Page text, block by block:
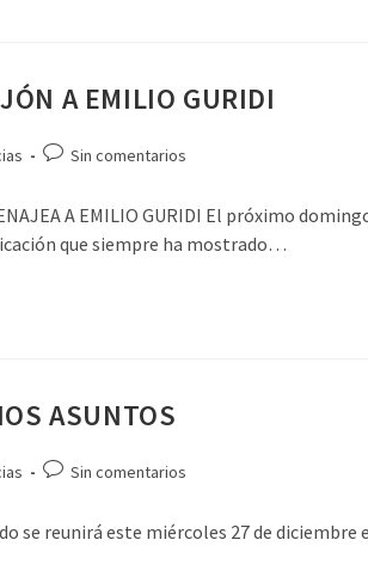
A EMILIO GURIDI
Sin comentarios
A EMILIO GURIDI El próximo
que siempre ha mostrado…
ASUNTOS
Sin comentarios
se reunirá este miércoles 27 de